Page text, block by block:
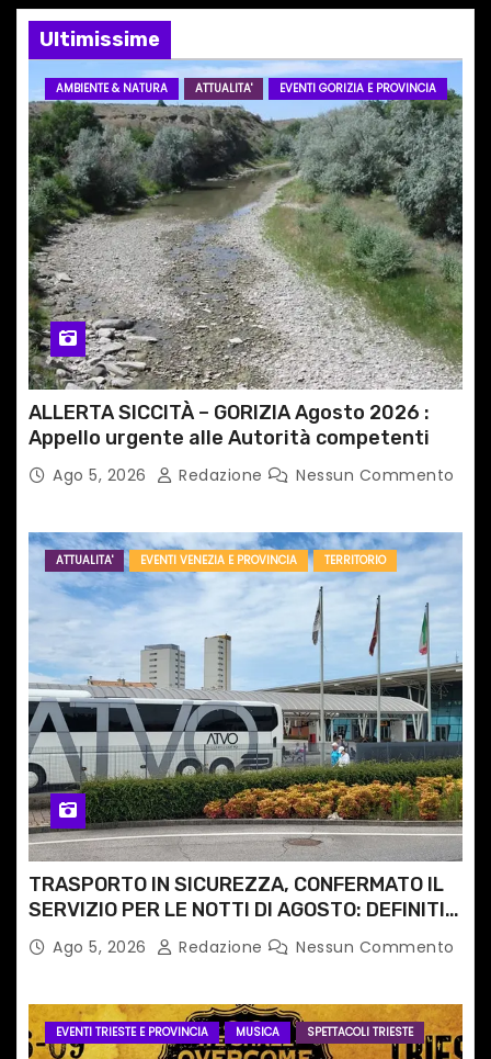
e
a
r
t
i
c
o
l
i
Ultimissime
AMBIENTE & NATURA ATTUALITA' EVENTI GORIZIA E PROVINCIA
ALLERTA SICCITÀ – GORIZIA Agosto 2026 :
Appello urgente alle Autorità competenti
Ago 5, 2026 Redazione Nessun Commento
ATTUALITA' EVENTI VENEZIA E PROVINCIA TERRITORIO
TRASPORTO IN SICUREZZA, CONFERMATO IL
SERVIZIO PER LE NOTTI DI AGOSTO: DEFINITI
PERCORSI, FERMATE E ORARIO
Ago 5, 2026 Redazione Nessun Commento
EVENTI TRIESTE E PROVINCIA MUSICA SPETTACOLI TRIESTE